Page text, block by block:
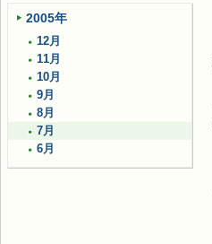
2005年
12月
11月
10月
9月
8月
7月
6月